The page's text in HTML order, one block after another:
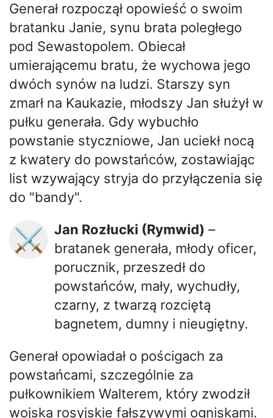
Generał rozpoczął opowieść o swoim
bratanku Janie, synu brata poległego
pod Sewastopolem. Obiecał
umierającemu bratu, że wychowa jego
dwóch synów na ludzi. Starszy syn
zmarł na Kaukazie, młodszy Jan służył w
pułku generała. Gdy wybuchło
powstanie styczniowe, Jan uciekł nocą
z kwatery do powstańców, zostawiając
list wzywający stryja do przyłączenia się
do "bandy".
⚔️ Jan Rozłucki (Rymwid) –
bratanek generała, młody oficer,
porucznik, przeszedł do
powstańców, mały, wychudły,
czarny, z twarzą rozciętą
bagnetem, dumny i nieugiętny.
Generał opowiadał o pościgach za
powstańcami, szczególnie za
pułkownikiem Walterem, który zwodził
wojska rosyjskie fałszywymi ogniskami.